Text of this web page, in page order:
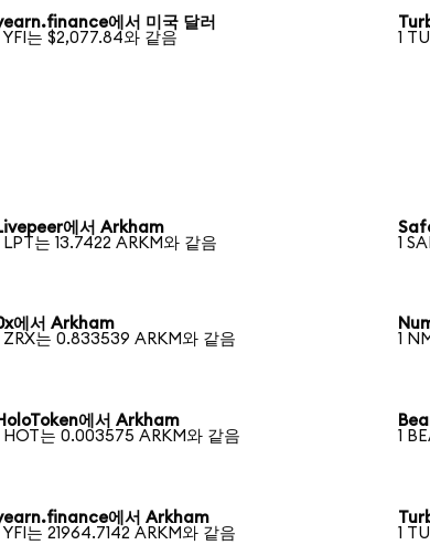
에서 미국 달러
YFI는 $2,077.84와 같음
1
에서 Arkham
LPT는 13.7422 ARKM와 같음
1
에서 Arkham
ZRX는 0.833539 ARKM와 같음
1
에서 Arkham
HOT는 0.003575 ARKM와 같음
1
에서 Arkham
YFI는 21964.7142 ARKM와 같음
1